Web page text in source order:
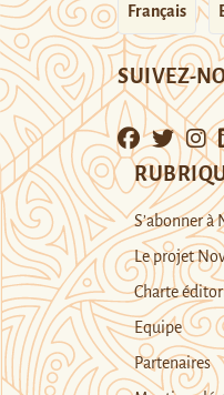
Français
SUIVEZ-
S’abonner à
Le projet
Charte
Equipe
Partenaires